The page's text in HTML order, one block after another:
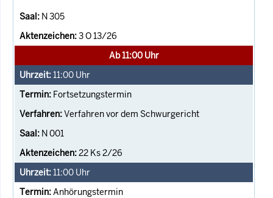
N 305
3 O 13/26
Ab 11:00 Uhr
11:00 Uhr
Fortsetzungstermin
Verfahren vor dem Schwurgericht
N 001
22 Ks 2/26
11:00 Uhr
Anhörungstermin